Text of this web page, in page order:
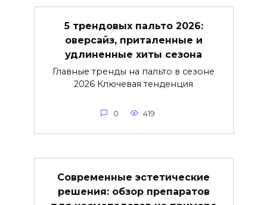
5 трендовых пальто 2026:
оверсайз, приталенные и
удлиненные хиты сезона
Главные тренды на пальто в сезоне
2026 Ключевая тенденция
0 419
Современные эстетические
решения: обзор препаратов